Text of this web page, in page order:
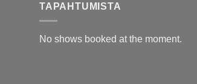
TAPAHTUMISTA
No shows booked at the moment.